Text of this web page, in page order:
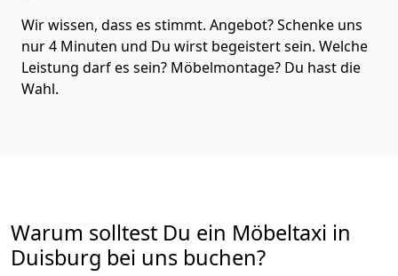
Wir wissen, dass es stimmt. Angebot? Schenke uns
nur 4 Minuten und Du wirst begeistert sein. Welche
Leistung darf es sein? Möbelmontage? Du hast die
Wahl.
Warum solltest Du ein Möbeltaxi in
Duisburg bei uns buchen?